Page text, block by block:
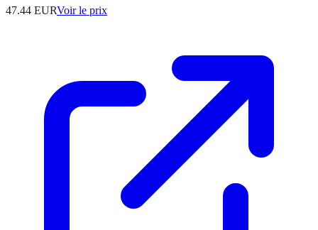
47.44 EURVoir le prix